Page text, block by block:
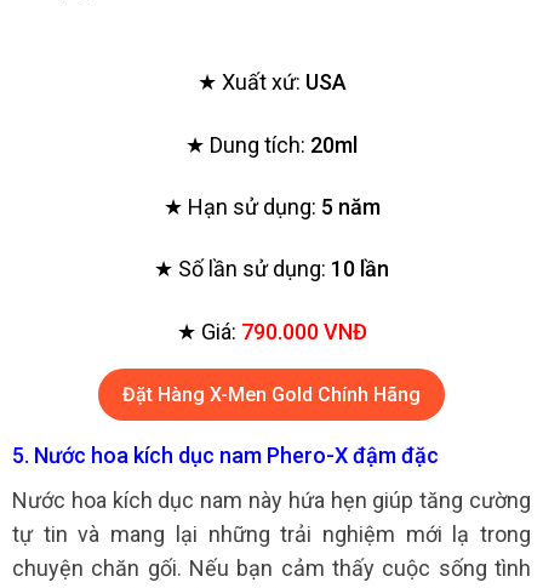
★ Xuất xứ: USA
★ Dung tích: 20ml
★ Hạn sử dụng: 5 năm
★ Số lần sử dụng: 10 lần
★ Giá: 790.000 VNĐ
Đặt Hàng X-Men Gold Chính Hãng
5. Nước hoa kích dục nam Phero-X đậm đặc
Nước hoa kích dục nam này hứa hẹn giúp tăng cường
tự tin và mang lại những trải nghiệm mới lạ trong
chuyện chăn gối. Nếu bạn cảm thấy cuộc sống tình